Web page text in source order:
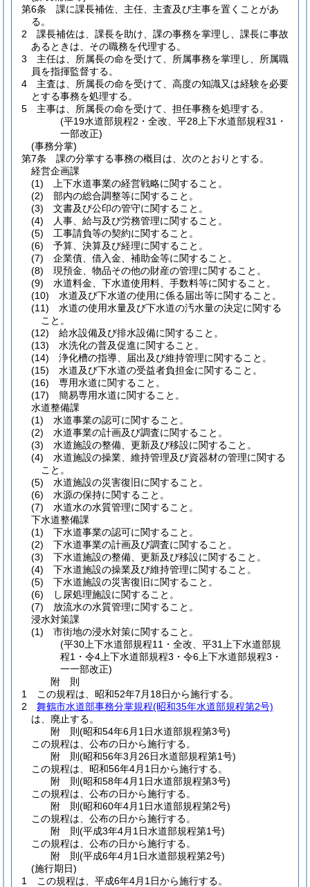
第6条
課に課長補佐、主任、主査及び主事を置くことがあ
る。
2
課長補佐は、課長を助け、課の事務を掌理し、課長に事故
あるときは、その職務を代理する。
3
主任は、所属長の命を受けて、所属事務を掌理し、所属職
員を指揮監督する。
4
主査は、所属長の命を受けて、高度の知識又は経験を必要
とする事務を処理する。
5
主事は、所属長の命を受けて、担任事務を処理する。
(平19水道部規程2・全改、平28上下水道部規程31・
一部改正)
(事務分掌)
第7条
課の分掌する事務の概目は、次のとおりとする。
経営企画課
(1) 上下水道事業の経営戦略に関すること。
(2) 部内の総合調整等に関すること。
(3) 文書及び公印の管守に関すること。
(4) 人事、給与及び労務管理に関すること。
(5) 工事請負等の契約に関すること。
(6) 予算、決算及び経理に関すること。
(7) 企業債、借入金、補助金等に関すること。
(8) 現預金、物品その他の財産の管理に関すること。
(9) 水道料金、下水道使用料、手数料等に関すること。
(10) 水道及び下水道の使用に係る届出等に関すること。
(11) 水道の使用水量及び下水道の汚水量の決定に関する
こと。
(12) 給水設備及び排水設備に関すること。
(13) 水洗化の普及促進に関すること。
(14) 浄化槽の指導、届出及び維持管理に関すること。
(15) 水道及び下水道の受益者負担金に関すること。
(16) 専用水道に関すること。
(17) 簡易専用水道に関すること。
水道整備課
(1) 水道事業の認可に関すること。
(2) 水道事業の計画及び調査に関すること。
(3) 水道施設の整備、更新及び移設に関すること。
(4) 水道施設の操業、維持管理及び資器材の管理に関する
こと。
(5) 水道施設の災害復旧に関すること。
(6) 水源の保持に関すること。
(7) 水道水の水質管理に関すること。
下水道整備課
(1) 下水道事業の認可に関すること。
(2) 下水道事業の計画及び調査に関すること。
(3) 下水道施設の整備、更新及び移設に関すること。
(4) 下水道施設の操業及び維持管理に関すること。
(5) 下水道施設の災害復旧に関すること。
(6) し尿処理施設に関すること。
(7) 放流水の水質管理に関すること。
浸水対策課
(1) 市街地の浸水対策に関すること。
(平30上下水道部規程11・全改、平31上下水道部規
程1・令4上下水道部規程3・令6上下水道部規程3・
一一部改正)
附 則
1
この規程は、昭和52年7月18日から施行する。
2
舞鶴市水道部事務分掌規程(昭和35年水道部規程第2号)
は、廃止する。
附 則(昭和54年6月1日水道部規程第3号)
この規程は、公布の日から施行する。
附 則(昭和56年3月26日水道部規程第1号)
この規程は、昭和56年4月1日から施行する。
附 則(昭和58年4月1日水道部規程第3号)
この規程は、公布の日から施行する。
附 則(昭和60年4月1日水道部規程第2号)
この規程は、公布の日から施行する。
附 則(平成3年4月1日水道部規程第1号)
この規程は、公布の日から施行する。
附 則(平成6年4月1日水道部規程第2号)
(施行期日)
1
この規程は、平成6年4月1日から施行する。